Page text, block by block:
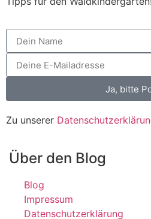
Ja, bitte
Zu unserer
Über den Blog
Blog
Impressum
Datenschutzerklärung